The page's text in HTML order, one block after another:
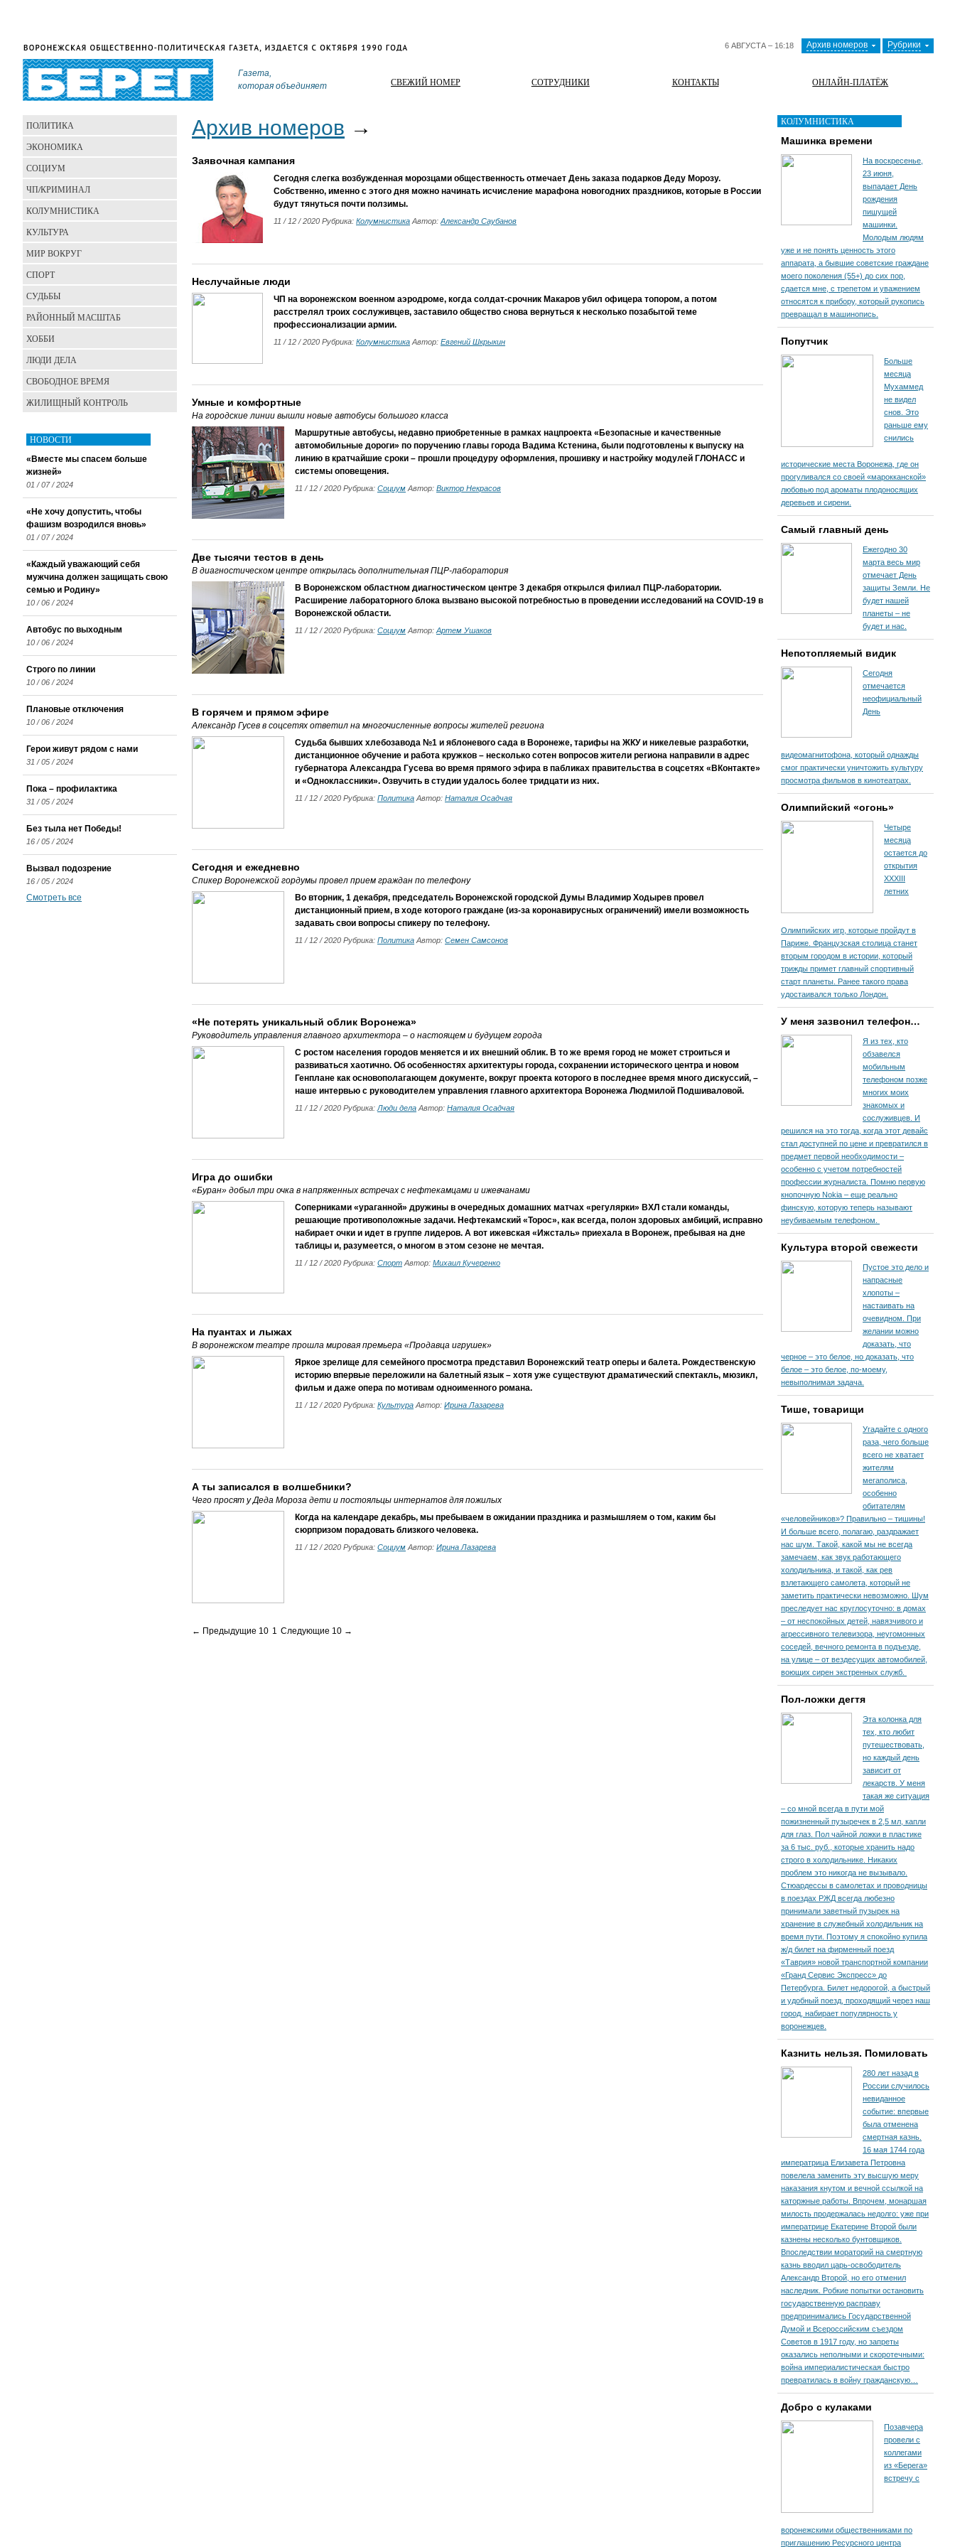
6 АВГУСТА – 16:18 Архив номеров Рубрики
Газета,
которая объединяет
СВЕЖИЙ НОМЕР СОТРУДНИКИ КОНТАКТЫ ОНЛАЙН-ПЛАТЁЖ
Архив номеров →
Заявочная кампания
Сегодня слегка возбужденная морозцами общественность отмечает День заказа подарков Деду Морозу.
Собственно, именно с этого дня можно начинать исчисление марафона новогодних праздников, которые в России
будут тянуться почти ползимы.
11 / 12 / 2020 Рубрика: Колумнистика Автор: Александр Саубанов
Неслучайные люди
ЧП на воронежском военном аэродроме, когда солдат-срочник Макаров убил офицера топором, а потом
расстрелял троих сослуживцев, заставило общество снова вернуться к несколько позабытой теме
профессионализации армии.
11 / 12 / 2020 Рубрика: Колумнистика Автор: Евгений Шкрыкин
Умные и комфортные
На городские линии вышли новые автобусы большого класса
Маршрутные автобусы, недавно приобретенные в рамках нацпроекта «Безопасные и качественные
автомобильные дороги» по поручению главы города Вадима Кстенина, были подготовлены к выпуску на
линию в кратчайшие сроки – прошли процедуру оформления, прошивку и настройку модулей ГЛОНАСС и
системы оповещения.
11 / 12 / 2020 Рубрика: Социум Автор: Виктор Некрасов
Две тысячи тестов в день
В диагностическом центре открылась дополнительная ПЦР-лаборатория
В Воронежском областном диагностическом центре 3 декабря открылся филиал ПЦР-лаборатории.
Расширение лабораторного блока вызвано высокой потребностью в проведении исследований на COVID-19 в
Воронежской области.
11 / 12 / 2020 Рубрика: Социум Автор: Артем Ушаков
В горячем и прямом эфире
Александр Гусев в соцсетях ответил на многочисленные вопросы жителей региона
Судьба бывших хлебозавода №1 и яблоневого сада в Воронеже, тарифы на ЖКУ и никелевые разработки,
дистанционное обучение и работа кружков – несколько сотен вопросов жители региона направили в адрес
губернатора Александра Гусева во время прямого эфира в пабликах правительства в соцсетях «ВКонтакте»
и «Одноклассники». Озвучить в студии удалось более тридцати из них.
11 / 12 / 2020 Рубрика: Политика Автор: Наталия Осадчая
Сегодня и ежедневно
Спикер Воронежской гордумы провел прием граждан по телефону
Во вторник, 1 декабря, председатель Воронежской городской Думы Владимир Ходырев провел
дистанционный прием, в ходе которого граждане (из-за коронавирусных ограничений) имели возможность
задавать свои вопросы спикеру по телефону.
11 / 12 / 2020 Рубрика: Политика Автор: Семен Самсонов
«Не потерять уникальный облик Воронежа»
Руководитель управления главного архитектора – о настоящем и будущем города
С ростом населения городов меняется и их внешний облик. В то же время город не может строиться и
развиваться хаотично. Об особенностях архитектуры города, сохранении исторического центра и новом
Генплане как основополагающем документе, вокруг проекта которого в последнее время много дискуссий, –
наше интервью с руководителем управления главного архитектора Воронежа Людмилой Подшиваловой.
11 / 12 / 2020 Рубрика: Люди дела Автор: Наталия Осадчая
Игра до ошибки
«Буран» добыл три очка в напряженных встречах с нефтекамцами и ижевчанами
Соперниками «ураганной» дружины в очередных домашних матчах «регулярки» ВХЛ стали команды,
решающие противоположные задачи. Нефтекамский «Торос», как всегда, полон здоровых амбиций, исправно
набирает очки и идет в группе лидеров. А вот ижевская «Ижсталь» приехала в Воронеж, пребывая на дне
таблицы и, разумеется, о многом в этом сезоне не мечтая.
11 / 12 / 2020 Рубрика: Спорт Автор: Михаил Кучеренко
На пуантах и лыжах
В воронежском театре прошла мировая премьера «Продавца игрушек»
Яркое зрелище для семейного просмотра представил Воронежский театр оперы и балета. Рождественскую
историю впервые переложили на балетный язык – хотя уже существуют драматический спектакль, мюзикл,
фильм и даже опера по мотивам одноименного романа.
11 / 12 / 2020 Рубрика: Культура Автор: Ирина Лазарева
А ты записался в волшебники?
Чего просят у Деда Мороза дети и постояльцы интернатов для пожилых
Когда на календаре декабрь, мы пребываем в ожидании праздника и размышляем о том, каким бы
сюрпризом порадовать близкого человека.
11 / 12 / 2020 Рубрика: Социум Автор: Ирина Лазарева
← Предыдущие 10 1 Следующие 10 →
ПОЛИТИКА
ЭКОНОМИКА
СОЦИУМ
ЧП/КРИМИНАЛ
КОЛУМНИСТИКА
КУЛЬТУРА
МИР ВОКРУГ
СПОРТ
СУДЬБЫ
РАЙОННЫЙ МАСШТАБ
ХОББИ
ЛЮДИ ДЕЛА
СВОБОДНОЕ ВРЕМЯ
ЖИЛИЩНЫЙ КОНТРОЛЬ
НОВОСТИ
«Вместе мы спасем больше
жизней»
01 / 07 / 2024
«Не хочу допустить, чтобы
фашизм возродился вновь»
01 / 07 / 2024
«Каждый уважающий себя
мужчина должен защищать свою
семью и Родину»
10 / 06 / 2024
Автобус по выходным
10 / 06 / 2024
Строго по линии
10 / 06 / 2024
Плановые отключения
10 / 06 / 2024
Герои живут рядом с нами
31 / 05 / 2024
Пока – профилактика
31 / 05 / 2024
Без тыла нет Победы!
16 / 05 / 2024
Вызвал подозрение
16 / 05 / 2024
Смотреть все
КОЛУМНИСТИКА
Машинка времени
На воскресенье,
23 июня,
выпадает День
рождения
пишущей
машинки.
Молодым людям
уже и не понять ценность этого
аппарата, а бывшие советские граждане
моего поколения (55+) до сих пор,
сдается мне, с трепетом и уважением
относятся к прибору, который рукопись
превращал в машинопись.
Попутчик
Больше
месяца
Мухаммед
не видел
снов. Это
раньше ему
снились
исторические места Воронежа, где он
прогуливался со своей «марокканской»
любовью под ароматы плодоносящих
деревьев и сирени.
Самый главный день
Ежегодно 30
марта весь мир
отмечает День
защиты Земли. Не
будет нашей
планеты – не
будет и нас.
Непотопляемый видик
Сегодня
отмечается
неофициальный
День
видеомагнитофона, который однажды
смог практически уничтожить культуру
просмотра фильмов в кинотеатрах.
Олимпийский «огонь»
Четыре
месяца
остается до
открытия
XXXIII
летних
Олимпийских игр, которые пройдут в
Париже. Французская столица станет
вторым городом в истории, который
трижды примет главный спортивный
старт планеты. Ранее такого права
удостаивался только Лондон.
У меня зазвонил телефон…
Я из тех, кто
обзавелся
мобильным
телефоном позже
многих моих
знакомых и
сослуживцев. И
решился на это тогда, когда этот девайс
стал доступней по цене и превратился в
предмет первой необходимости –
особенно с учетом потребностей
профессии журналиста. Помню первую
кнопочную Nokia – еще реально
финскую, которую теперь называют
неубиваемым телефоном.
Культура второй свежести
Пустое это дело и
напрасные
хлопоты –
настаивать на
очевидном. При
желании можно
доказать, что
черное – это белое, но доказать, что
белое – это белое, по-моему,
невыполнимая задача.
Тише, товарищи
Угадайте с одного
раза, чего больше
всего не хватает
жителям
мегаполиса,
особенно
обитателям
«человейников»? Правильно – тишины!
И больше всего, полагаю, раздражает
нас шум. Такой, какой мы не всегда
замечаем, как звук работающего
холодильника, и такой, как рев
взлетающего самолета, который не
заметить практически невозможно. Шум
преследует нас круглосуточно: в домах
– от неспокойных детей, навязчивого и
агрессивного телевизора, неугомонных
соседей, вечного ремонта в подъезде,
на улице – от вездесущих автомобилей,
воющих сирен экстренных служб.
Пол-ложки дегтя
Эта колонка для
тех, кто любит
путешествовать,
но каждый день
зависит от
лекарств. У меня
такая же ситуация
– со мной всегда в пути мой
пожизненный пузыречек в 2,5 мл, капли
для глаз. Пол чайной ложки в пластике
за 6 тыс. руб., которые хранить надо
строго в холодильнике. Никаких
проблем это никогда не вызывало.
Стюардессы в самолетах и проводницы
в поездах РЖД всегда любезно
принимали заветный пузырек на
хранение в служебный холодильник на
время пути. По­этому я спокойно купила
ж/д билет на фирменный поезд
«Таврия» новой транспортной компании
«Гранд Сервис Экспресс» до
Петербурга. Билет недорогой, а быстрый
и удобный поезд, проходящий через наш
город, набирает популярность у
воронежцев.
Казнить нельзя. Помиловать
280 лет назад в
России случилось
невиданное
событие: впервые
была отменена
смертная казнь.
16 мая 1744 года
императрица Елизавета Петровна
повелела заменить эту высшую меру
наказания кнутом и вечной ссылкой на
каторжные работы. Впрочем, монаршая
милость продержалась недолго: уже при
императрице Екатерине Второй были
казнены несколько бунтовщиков.
Впоследствии мораторий на смертную
казнь вводил царь-освободитель
Александр Второй, но его отменил
наследник. Робкие попытки остановить
государственную расправу
предпринимались Государственной
Думой и Всероссийским съездом
Советов в 1917 году, но запреты
оказались неполными и скоротечными:
война империалистическая быстро
превратилась в войну гражданскую…
Добро с кулаками
Позавчера
провели с
коллегами
из «Берега»
встречу с
воронежскими общественниками по
приглашению Ресурсного центра